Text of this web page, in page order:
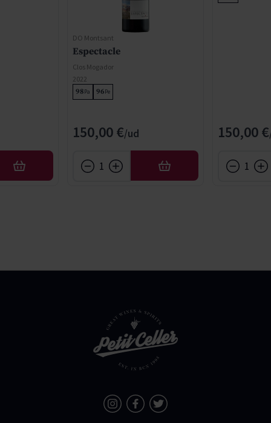
AÑADIR
DO Montsant
Espectacle
Clos Mogador
2022
98Pa 96Pe
150,00 €
AÑADIR
150,00 €